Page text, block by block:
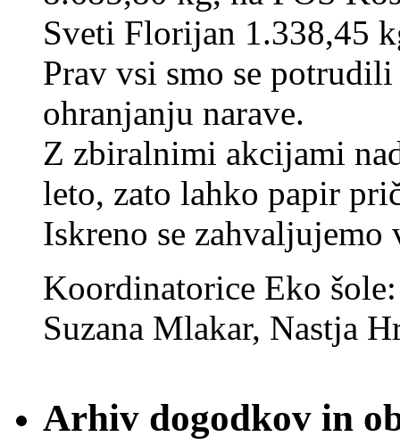
Sveti Florijan 1.338,45
Prav vsi smo se
ohranjanju narave.
Z zbiralnimi akcijami
leto, zato lahko papir
Iskreno se zahvaljujemo
Koordinatorice Eko
Suzana Mlakar, Nastja
Arhiv dogodkov in